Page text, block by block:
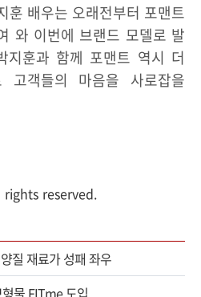
훈 배우는 오래전부터 포맨트
와 이번에 브랜드 모델로 발
지훈과 함께 포맨트 역시 더
고객들의 마음을 사로잡을
rights reserved.
질 재료가 성패 좌우
물 FITme 도입